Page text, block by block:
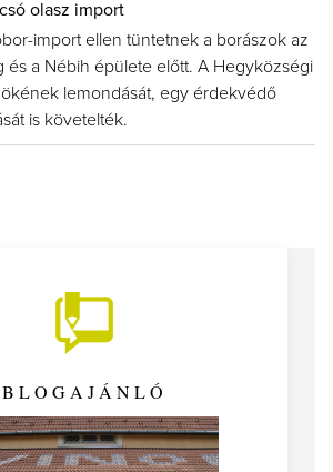
olasz import
import ellen tüntetnek a borászok az
és a Nébih épülete előtt. A Hegyközségi
lemondását, egy érdekvédő
is követelték.
BLOGAJÁNLÓ